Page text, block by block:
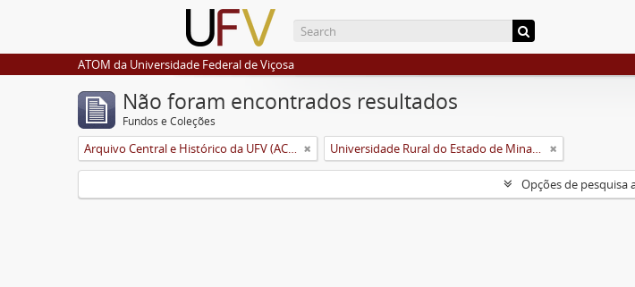
ATOM da Universidade Federal de Viçosa
Não foram encontrados resultados
Fundos e Coleções
Arquivo Central e Histórico da UFV (ACH-UFV) Universidade Rural do Estado de Minas Gerais (Uremg)
Opções de pesquisa